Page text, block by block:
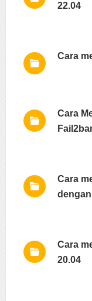
22.04
Cara
Cara
Cara
Cara
20.04